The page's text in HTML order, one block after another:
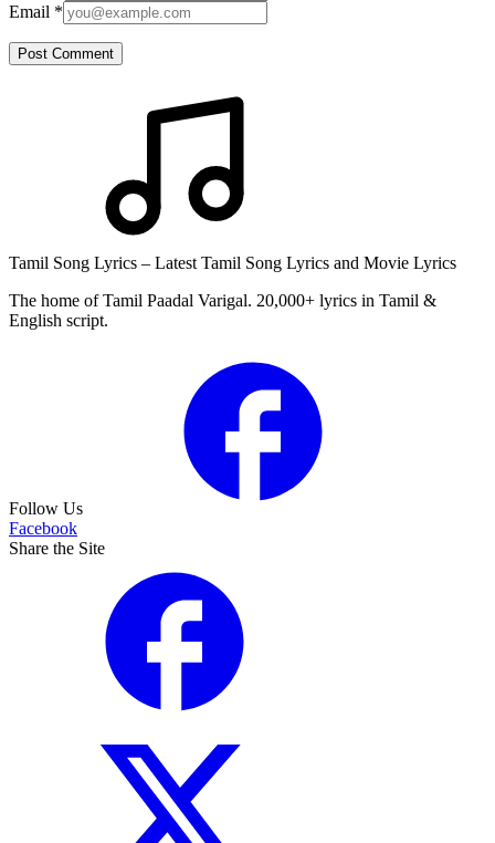
Email *
Post Comment
Tamil Song Lyrics – Latest Tamil Song Lyrics and Movie Lyrics
The home of Tamil Paadal Varigal. 20,000+ lyrics in Tamil &
English script.
Follow Us
Facebook
Share the Site